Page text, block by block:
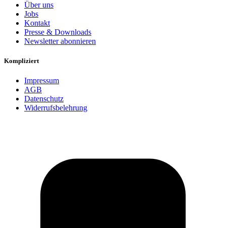
Über uns
Jobs
Kontakt
Presse & Downloads
Newsletter abonnieren
Kompliziert
Impressum
AGB
Datenschutz
Widerrufsbelehrung